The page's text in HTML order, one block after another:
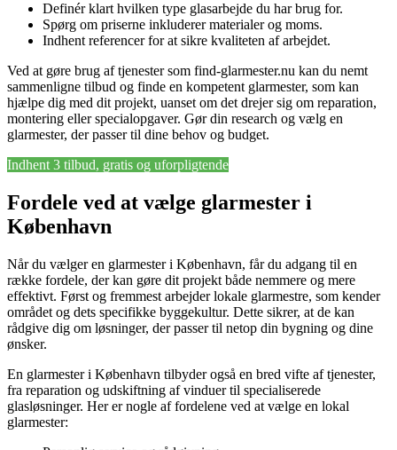
Definér klart hvilken type glasarbejde du har brug for.
Spørg om priserne inkluderer materialer og moms.
Indhent referencer for at sikre kvaliteten af arbejdet.
Ved at gøre brug af tjenester som find-glarmester.nu kan du nemt
sammenligne tilbud og finde en kompetent glarmester, som kan
hjælpe dig med dit projekt, uanset om det drejer sig om reparation,
montering eller specialopgaver. Gør din research og vælg en
glarmester, der passer til dine behov og budget.
Indhent 3 tilbud, gratis og uforpligtende
Fordele ved at vælge glarmester i
København
Når du vælger en glarmester i København, får du adgang til en
række fordele, der kan gøre dit projekt både nemmere og mere
effektivt. Først og fremmest arbejder lokale glarmestre, som kender
området og dets specifikke byggekultur. Dette sikrer, at de kan
rådgive dig om løsninger, der passer til netop din bygning og dine
ønsker.
En glarmester i København tilbyder også en bred vifte af tjenester,
fra reparation og udskiftning af vinduer til specialiserede
glasløsninger. Her er nogle af fordelene ved at vælge en lokal
glarmester: